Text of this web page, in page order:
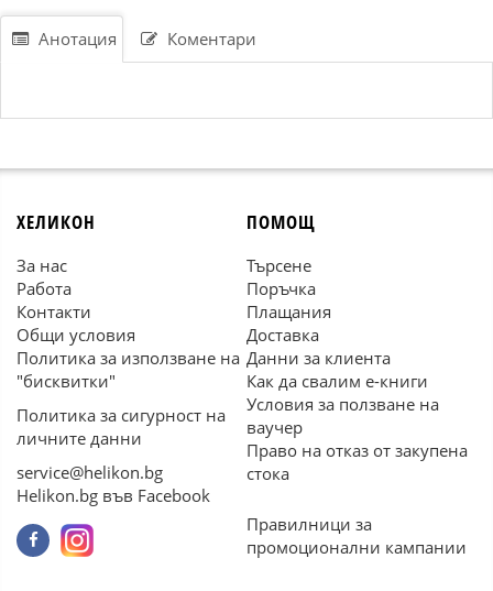
Анотация Коментари
ХЕЛИКОН
За нас
Работа
Контакти
Общи условия
Политика за използване на
"бисквитки"
Политика за сигурност на
личните данни
service@helikon.bg
Helikon.bg във Facebook
ПОМОЩ
Търсене
Поръчка
Плащания
Доставка
Данни за клиента
Как да свалим е-книги
Условия за ползване на
ваучер
Право на отказ от закупена
стока
Правилници за
промоционални кампании